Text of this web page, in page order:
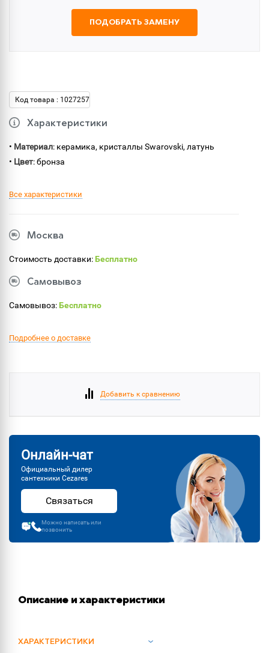
ПОДОБРАТЬ ЗАМЕНУ
Код товара : 1027257
Характеристики
• Материал: керамика, кристаллы Swarovski, латунь
• Цвет: бронза
Все характеристики
Москва
Стоимость доставки:Бесплатно
Самовывоз
Самовывоз:Бесплатно
Подробнее о доставке
Добавить к сравнению
Онлайн-чат
Официальный дилер
сантехники Cezares
Связаться
Можно написать или
позвонить
Описание и характеристики
ХАРАКТЕРИСТИКИ